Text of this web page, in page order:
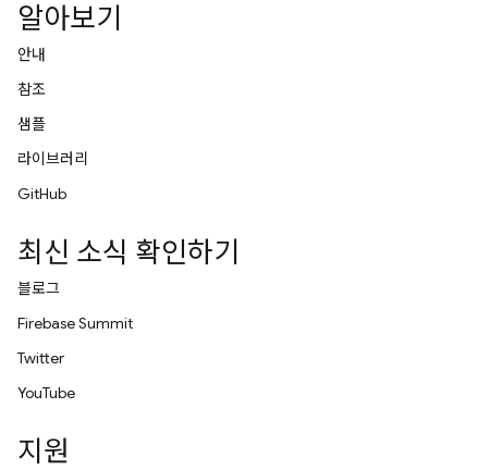
알아보기
안내
참조
샘플
라이브러리
GitHub
최신 소식 확인하기
블로그
Firebase Summit
Twitter
YouTube
지원